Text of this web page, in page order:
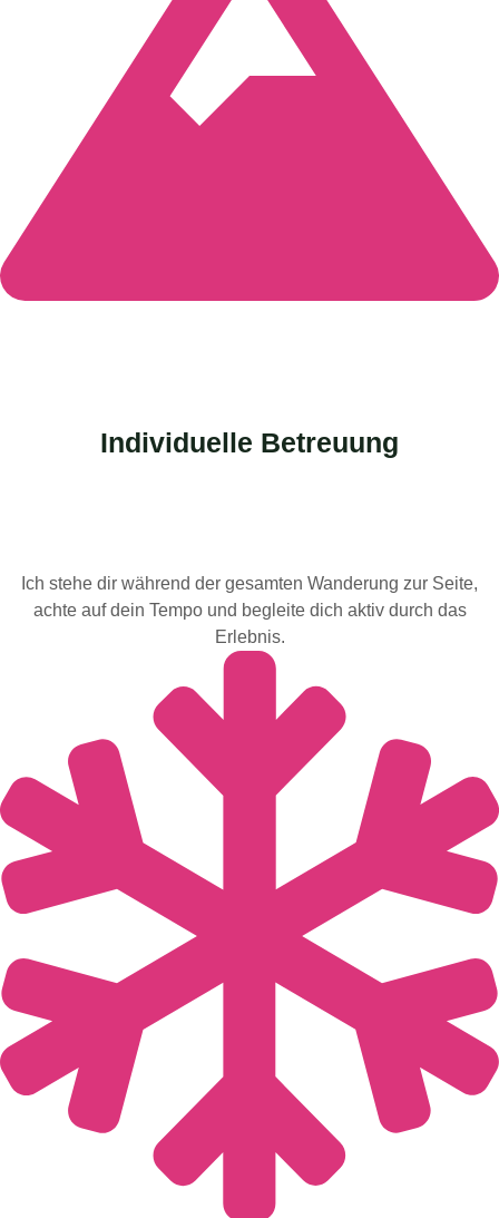
Individuelle Betreuung
Ich stehe dir während der gesamten Wanderung zur Seite,
achte auf dein Tempo und begleite dich aktiv durch das
Erlebnis.